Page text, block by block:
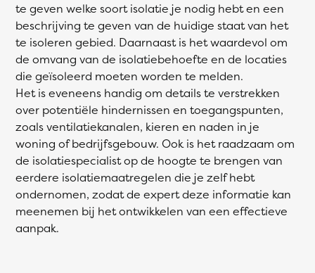
te geven welke soort isolatie je nodig hebt en een
beschrijving te geven van de huidige staat van het
te isoleren gebied. Daarnaast is het waardevol om
de omvang van de isolatiebehoefte en de locaties
die geïsoleerd moeten worden te melden.
Het is eveneens handig om details te verstrekken
over potentiële hindernissen en toegangspunten,
zoals ventilatiekanalen, kieren en naden in je
woning of bedrijfsgebouw. Ook is het raadzaam om
de isolatiespecialist op de hoogte te brengen van
eerdere isolatiemaatregelen die je zelf hebt
ondernomen, zodat de expert deze informatie kan
meenemen bij het ontwikkelen van een effectieve
aanpak.